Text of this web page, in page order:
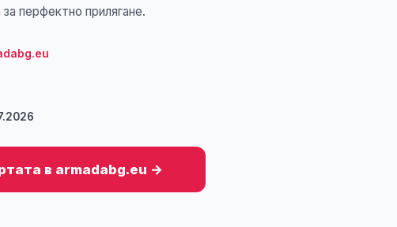
перфектно прилягане.
в armadabg.eu →